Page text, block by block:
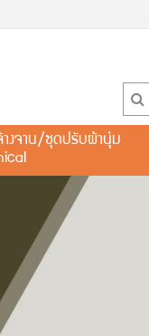
งจาน/ชุดปรับผ้านุ่ม